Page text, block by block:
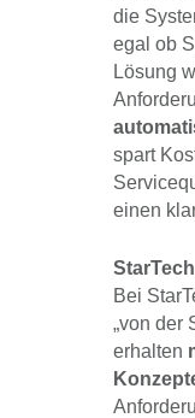
die
egal ob
Lösung
spart
einen
Bei
„von der
erhalten